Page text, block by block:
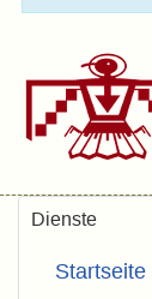
Dienste
Startseite